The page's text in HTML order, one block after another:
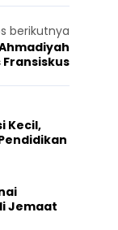
berikutnya
Kecil,
Jemaat